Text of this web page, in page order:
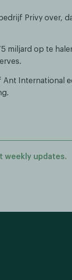
Privy over,
miljard op te
Ant International
weekly updates.